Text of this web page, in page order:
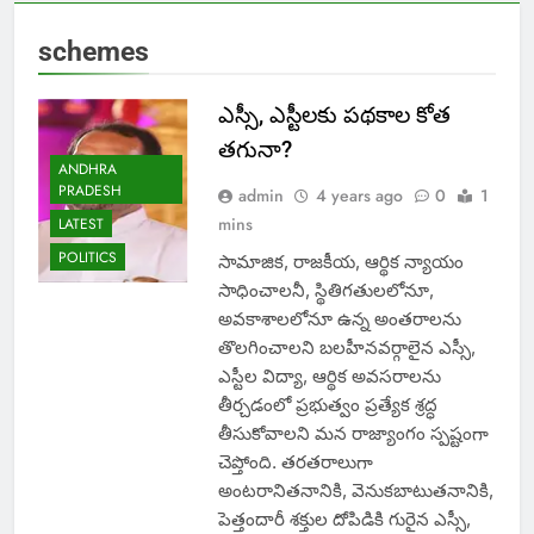
schemes
ANDHRA
PRADESH
LATEST
POLITICS
ఎస్సీ, ఎస్టీలకు పథకాల కోత
తగునా?
admin 4 years ago 0
1
mins
సామాజిక, రాజకీయ, ఆర్థిక న్యాయం
సాధించాలనీ, స్థితిగతులలోనూ,
అవకాశాలలోనూ ఉన్న అంతరాలను
తొలగించాలని బలహీనవర్గాలైన ఎస్సీ,
ఎస్టీల విద్యా, ఆర్థిక అవసరాలను
తీర్చడంలో ప్రభుత్వం ప్రత్యేక శ్రద్ధ
తీసుకోవాలని మన రాజ్యాంగం స్పష్టంగా
చెప్తోంది. తరతరాలుగా
అంటరానితనానికి, వెనుకబాటుతనానికి,
పెత్తందారీ శక్తుల దోపిడికి గురైన ఎస్సీ,